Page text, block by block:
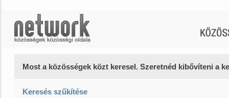
Most a közösségek közt keresel. Szeretnéd kibővíteni a
Keresés szűkítése